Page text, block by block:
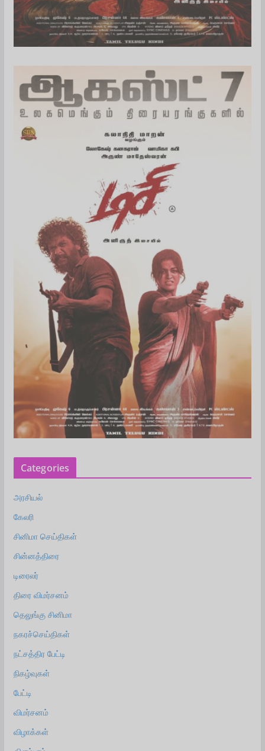
Categories
அரசியல்
கேலரி
சினிமா செய்திகள்
சின்னத்திரை
டிரைலர்
திரை விமர்சனம்
தெலுங்கு சினிமா
நகரச்செய்திகள்
நட்சத்திர பேட்டி
நிகழ்வுகள்
பேட்டி
விமர்சனம்
விழாக்கள்